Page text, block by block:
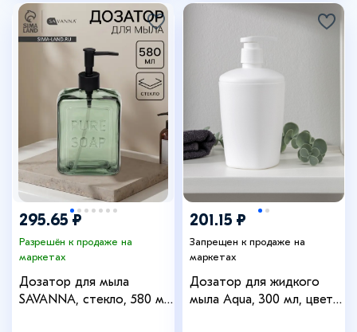
295.65 ₽
Разрешён к продаже на
маркетах
Дозатор для мыла
SAVANNA, стекло, 580 мл,
201.15 ₽
Запрещен к продаже на
маркетах
Дозатор для жидкого
мыла Aqua, 300 мл, цвет